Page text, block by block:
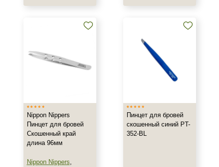
Nippon Nippers
Пинцет для бровей
Скошенный край
длина 96мм
Nippon Nippers,
Пинцет для бровей
скошенный синий PT-
352-BL